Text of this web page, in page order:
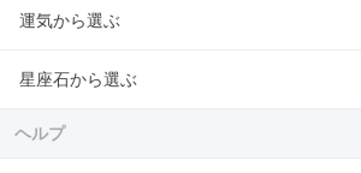
運気から選ぶ
星座石から選ぶ
ヘルプ